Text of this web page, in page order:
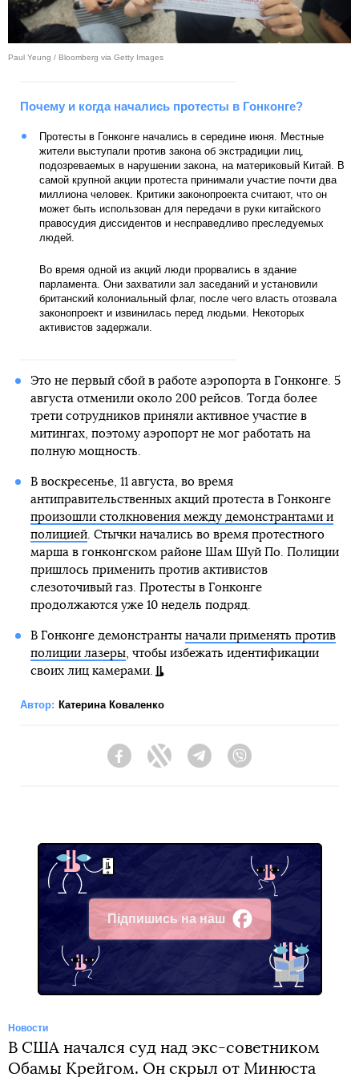
Paul Yeung / Bloomberg via Getty Images
Почему и когда начались протесты в Гонконге?
Протесты в Гонконге начались в середине июня. Местные
жители выступали против закона об экстрадиции лиц,
подозреваемых в нарушении закона, на материковый Китай. В
самой крупной акции протеста принимали участие почти два
миллиона человек. Критики законопроекта считают, что он
может быть использован для передачи в руки китайского
правосудия диссидентов и несправедливо преследуемых
людей.
Во время одной из акций люди прорвались в здание
парламента. Они захватили зал заседаний и установили
британский колониальный флаг, после чего власть отозвала
законопроект и извинилась перед людьми. Некоторых
активистов задержали.
Это не первый сбой в работе аэропорта в Гонконге. 5
августа отменили около 200 рейсов. Тогда более
трети сотрудников приняли активное участие в
митингах, поэтому аэропорт не мог работать на
полную мощность.
В воскресенье, 11 августа, во время
антиправительственных акций протеста в Гонконге
произошли столкновения между демонстрантами и
полицией. Стычки начались во время протестного
марша в гонконгском районе Шам Шуй По. Полиции
пришлось применить против активистов
слезоточивый газ. Протесты в Гонконге
продолжаются уже 10 недель подряд.
В Гонконге демонстранты начали применять против
полиции лазеры, чтобы избежать идентификации
своих лиц камерами.
Автор: Катерина Коваленко
FacebookTwitter Telegram
Підпишись на наш
Facebook
Новости
В США начался суд над экс-советником
Обамы Крейгом. Он скрыл от Минюста